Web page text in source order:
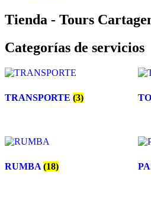
Tienda - Tours
Categorías de servicios
TRANSPORTE (3)
RUMBA (18)